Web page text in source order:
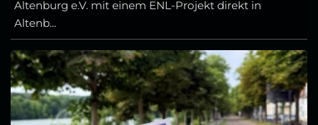
Altenburg e.V. mit einem ENL-Projekt direkt in
Altenb...